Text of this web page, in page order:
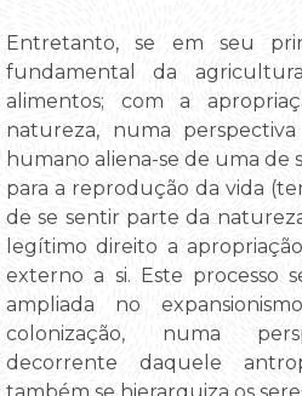
Entretanto, se em seu
fundamental da
alimentos; com a
natureza, numa
humano aliena-se de uma de
para a reprodução da vida
de se sentir parte da
legítimo direito a
externo a si. Este processo
ampliada no
colonização, numa
decorrente daquele
também se hierarquiza os